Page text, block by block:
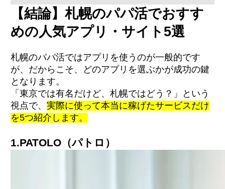
1.PATOLO（パトロ）
2.SugarDaddy（シュガーダディ）
3.Love&（ラブアン）
4.Paddy（パディ）
顔合わせの相場
食事デートの相場
大人ありの相場
定期関係の相場
年代別の相場表
ルックス別の相場
札幌でおすすめのデートスポット
【結論】札幌のパパ活でおすす
めの人気アプリ・サイト5選
札幌のパパ活ではアプリを使うのが一般的です
が、だからこそ、どのアプリを選ぶかが成功の鍵
となります。
「東京では有名だけど、札幌ではどう？」という
視点で、 実際に使って本当に稼げたサービスだけ
を5つ紹介します。
1.PATOLO（パトロ ）